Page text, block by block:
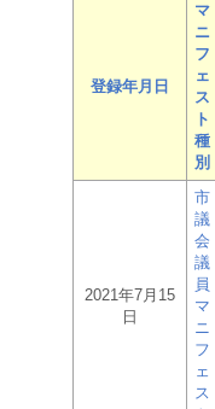
登録年月日
マ
ニ
フ
ェ
ス
ト
種
別
2021年7月15
日
市
議
会
議
員
マ
ニ
フ
ェ
ス